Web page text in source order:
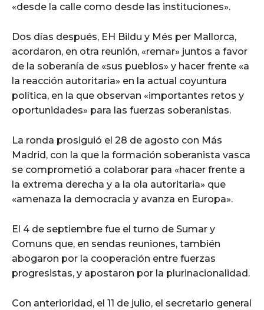
«desde la calle como desde las instituciones».
Dos días después, EH Bildu y Més per Mallorca,
acordaron, en otra reunión, «remar» juntos a favor
de la soberanía de «sus pueblos» y hacer frente «a
la reacción autoritaria» en la actual coyuntura
política, en la que observan «importantes retos y
oportunidades» para las fuerzas soberanistas.
La ronda prosiguió el 28 de agosto con Más
Madrid, con la que la formación soberanista vasca
se comprometió a colaborar para «hacer frente a
la extrema derecha y a la ola autoritaria» que
«amenaza la democracia y avanza en Europa».
El 4 de septiembre fue el turno de Sumar y
Comuns que, en sendas reuniones, también
abogaron por la cooperación entre fuerzas
progresistas, y apostaron por la plurinacionalidad.
Con anterioridad, el 11 de julio, el secretario general